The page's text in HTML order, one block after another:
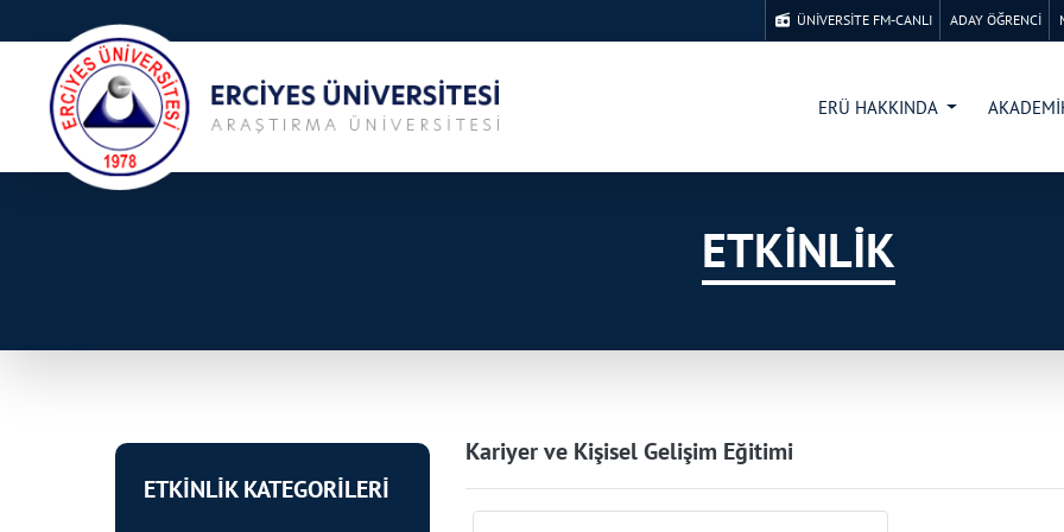
ÜNİVERSİTE FM-CANLI ADAY ÖĞRENCİ
ERÜ HAKKINDA
ETKİNLİK
ETKİNLİK KATEGORİLERİ
Kariyer ve Kişisel Gelişim Eğitimi